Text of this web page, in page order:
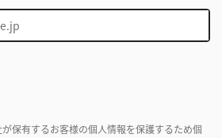
保有するお客様の個人情報を保護するため個